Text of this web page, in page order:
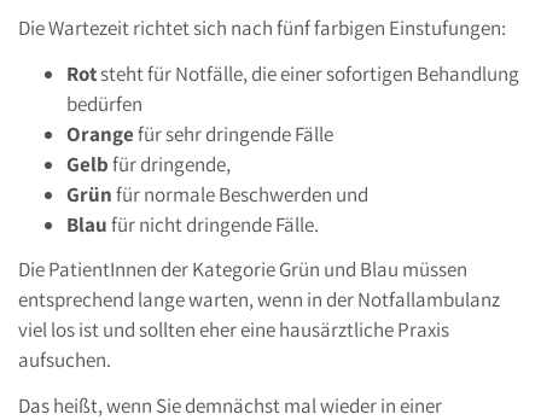
Die Wartezeit richtet sich nach fünf farbigen Einstufungen:
Rotsteht für Notfälle, die einer sofortigen Behandlung
bedürfen
Orangefür sehr dringende Fälle
Gelbfür dringende,
Grünfür normale Beschwerden und
Blaufür nicht dringende Fälle.
Die PatientInnen der Kategorie Grün und Blau müssen
entsprechend lange warten, wenn in der Notfallambulanz
viel los ist und sollten eher eine hausärztliche Praxis
aufsuchen.
Das heißt, wenn Sie demnächst mal wieder in einer